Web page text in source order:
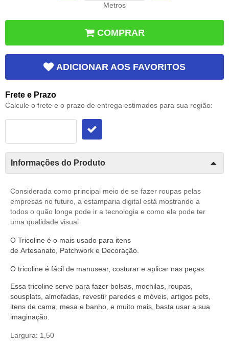
Metros
COMPRAR
ADICIONAR AOS FAVORITOS
Frete e Prazo
Calcule o frete e o prazo de entrega estimados para sua região:
Informações do Produto
Considerada como principal meio de se fazer roupas pelas
empresas no futuro, a estamparia digital está mostrando a
todos o quão longe pode ir a tecnologia e como ela pode ter
uma qualidade visual
O Tricoline é o mais usado para itens
de Artesanato Patchwork e Decoração
O tricoline é fácil de manusear, costurar e aplicar nas peças.
Essa tricoline serve para fazer bolsas, mochilas, roupas,
sousplats, almofadas, revestir paredes e móveis, artigos pets,
itens de cama, mesa e banho, e muito mais, basta usar a sua
imaginação.
Largura: 1,50